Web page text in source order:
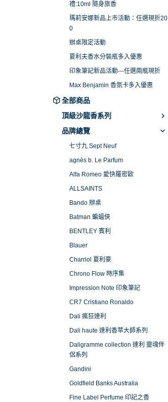
禮:10ml 隨身旅香
瑪莉安娜新品上市活動：任選現折20
0
辦桌限定活動
夏利夫香水分裝瓶多入優惠
印象筆記新品活動---任選兩瓶現折
Max Benjamin 香氛卡多入優惠
全部商品
頂級沙龍香系列
品牌總覽
七寸九 Sept Neuf
agnès b. Le Parfum
Alfa Romeo 愛快羅密歐
ALLSAINTS
Bando 辦桌
Batman 蝙蝠俠
BENTLEY 賓利
Blauer
Charriol 夏利豪
Chrono Flow 時序集
Impression Note 印象筆記
CR7 Cristiano Ronaldo
Dali 瘋狂達利
Dali haute 達利香萃大師系列
Daligramme collection 達利 靈魂伴
侶系列
Gandini
Goldfield Banks Australia
Fine Label Perfume 印記之香